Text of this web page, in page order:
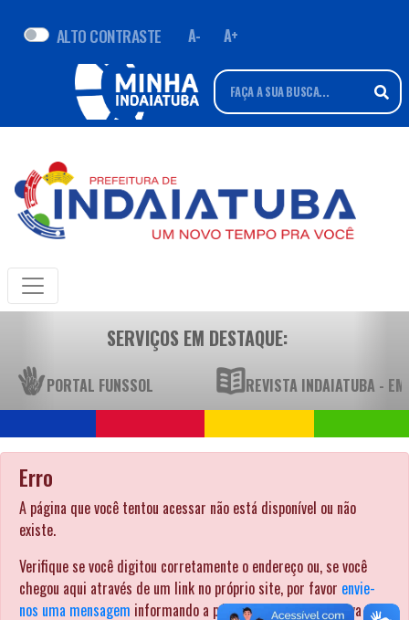
ALTO CONTRASTE A- A+
SERVIÇOS EM DESTAQUE:
PORTAL FUNSSOL REVISTA INDAIATUBA -
Erro
A página que você tentou acessar não está disponível ou não
existe.
Verifique se você digitou corretamente o endereço ou, se você
chegou aqui através de um link no próprio site, por favor envie-
nos uma mensagem informando a página pela qual procurava para